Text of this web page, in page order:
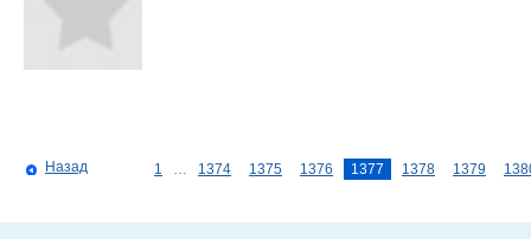
Назад 1 1374 1375 1376 1377 1378 1379